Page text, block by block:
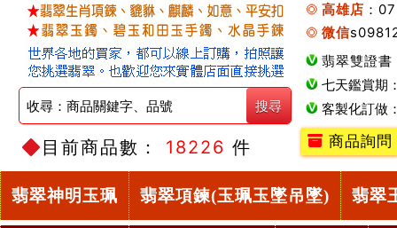
目前商品數： 18226 件
高雄店 ：
微信
翡翠雙證書
七天鑑賞期
客製化訂做
商品詢問
翡翠神明玉珮 翡翠項鍊(玉珮玉墜吊墜) 翡翠